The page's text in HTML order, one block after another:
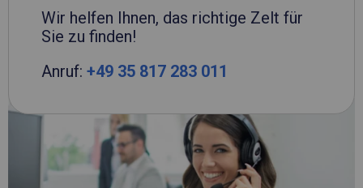
Wir helfen Ihnen, das richtige Zelt für
Sie zu finden!
Anruf: +49 35 817 283 011